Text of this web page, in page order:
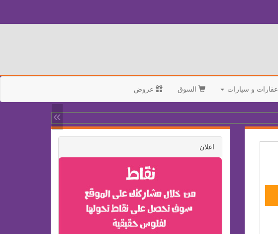
عقارات و سيارات السوق عروض
»
اعلان